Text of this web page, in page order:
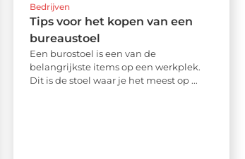
Bedrijven
Tips voor het kopen van een
bureaustoel
Een burostoel is een van de
belangrijkste items op een werkplek.
Dit is de stoel waar je het meest op ...